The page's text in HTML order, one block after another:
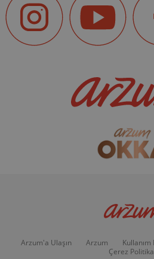
Arzum'a Ulaşın Arzum Kullanım
Çerez